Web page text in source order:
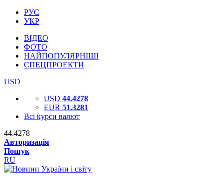
РУС
УКР
ВІДЕО
ФОТО
НАЙПОПУЛЯРНІШІ
СПЕЦПРОЕКТИ
USD
USD 44.4278
EUR 51.3281
Всі курси валют
44.4278
Авторизація
Пошук
RU